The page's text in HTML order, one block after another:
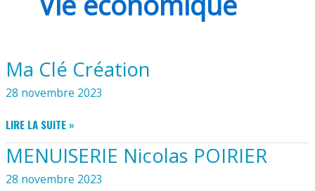
Ma Clé Création
28 novembre 2023
MA
CLÉ
CRÉATION
LIRE LA SUITE »
MENUISERIE Nicolas POIRIER
28 novembre 2023